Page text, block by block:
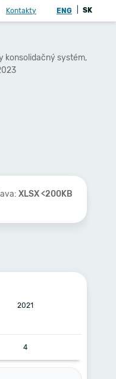
Kontakty ENG SK
konsolidačný systém,
XLSX <200KB
2021
4